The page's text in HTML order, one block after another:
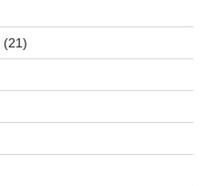
(21)